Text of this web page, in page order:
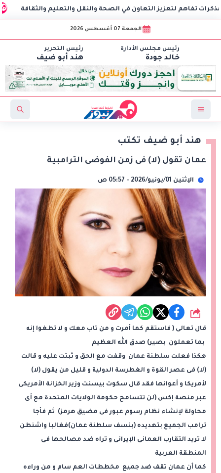
AIG توقع اتفاقية مع CSCEC الصينية لبدء تنفيذ مشروع AI Tower بالعاصمة الإدارية الجديدة لتعزيز التعاون في الصحة والنقل والتعليم والثقافة
الجمعة 07 أغسطس 2026
رئيس مجلس الأدارة
خالد جودة
رئيس التحرير
هند أبو ضيف
هند أبو ضيف تكتب
عمان تقول (لا) فى زمن الفوضى الترامبية
الإثنين 01/يونيو/2026 - 05:57 ص
شارك
قال تعالى ( فاستقم كما أمرت و من تاب معك و لا تطغوا إنه
بما تعملون بصير) صدق الله العظيم
هكذا فعلت سلطنة عمان وقفت مع الحق و ثبتت عليه و قالت
(لا) فى عصر القوة و الغطرسة الدولية و قليل من يقول (لا)
لأمريكا و أعوانها فقد قال سكوت بيسنت وزير الخزانة الأمريكى
عبر منصة إكس (لن تتسامح حكومة الولايات المتحدة مع أى
محاولة لإنشاء نظام رسوم عبور فى مضيق هرمز) ثم فأجا
ترامب الجميع بتهديده (بنسف سلطنة عمان)فغالبا واشنطن
لا تريد التقارب العمانى الإيرانى و تراه ضد مصالحها فى
المنطقة العربية
كما أن عمان تقف ضد جميع مخططات العم سام و من وراءه